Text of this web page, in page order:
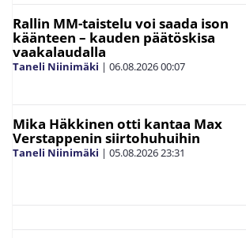
Rallin MM-taistelu voi saada ison
käänteen – kauden päätöskisa
vaakalaudalla
Taneli Niinimäki | 06.08.202600:07
Mika Häkkinen otti kantaa Max
Verstappenin siirtohuhuihin
Taneli Niinimäki | 05.08.202623:31